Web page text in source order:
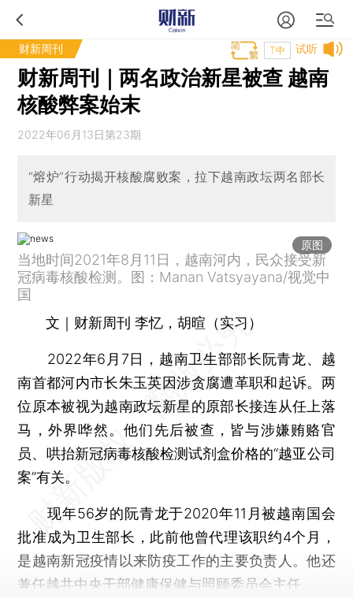
财新周刊 试听
T中
财新周刊｜两名政治新星被查 越南
核酸弊案始末
2022年06月13日第23期
“熔炉”行动揭开核酸腐败案，拉下越南政坛两名部长
新星
原图
当地时间2021年8月11日，越南河内，民众接受新
冠病毒核酸检测。图：Manan Vatsyayana/视觉中
国
文｜财新周刊 李忆，胡暄（实习）
2022年6月7日，越南卫生部部长阮青龙、越
南首都河内市长朱玉英因涉贪腐遭革职和起诉。两
位原本被视为越南政坛新星的原部长接连从任上落
马，外界哗然。他们先后被查，皆与涉嫌贿赂官
员、哄抬新冠病毒核酸检测试剂盒价格的“越亚公司
案”有关。
现年56岁的阮青龙于2020年11月被越南国会
批准成为卫生部长，此前他曾代理该职约4个月，
是越南新冠疫情以来防疫工作的主要负责人。他还
兼任越共中央干部健康保健与照顾委员会主任。